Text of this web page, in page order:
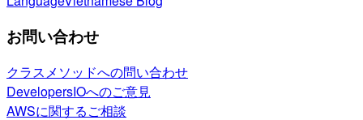
お問い合わせ
クラスメソッドへの問い合わせ
DevelopersIOへのご意見
AWSに関するご相談